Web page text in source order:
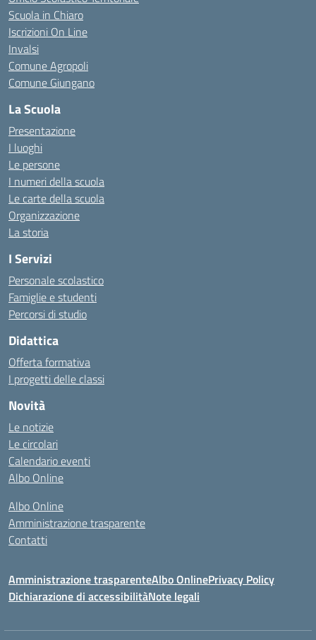
Scuola in Chiaro
Iscrizioni On Line
Invalsi
Comune Agropoli
Comune Giungano
La Scuola
Presentazione
I luoghi
Le persone
I numeri della scuola
Le carte della scuola
Organizzazione
La storia
I Servizi
Personale scolastico
Famiglie e studenti
Percorsi di studio
Didattica
Offerta formativa
I progetti delle classi
Novità
Le notizie
Le circolari
Calendario eventi
Albo Online
Albo Online
Amministrazione trasparente
Contatti
Amministrazione trasparenteAlbo OnlinePrivacy Policy
Dichiarazione di accessibilitàNote legali